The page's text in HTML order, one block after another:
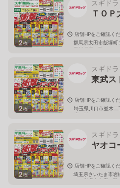
2枚
スギド
ＴＯＰ
店舗HPをご確認く
群馬県太田市飯塚
田飯塚店１階
2枚
スギド
東武ス
店舗HPをご確認く
埼玉県川口市並木
店２階
2枚
スギド
ヤオコ
店舗HPをご確認く
埼玉県さいたま市
コー岩槻本丸店２階